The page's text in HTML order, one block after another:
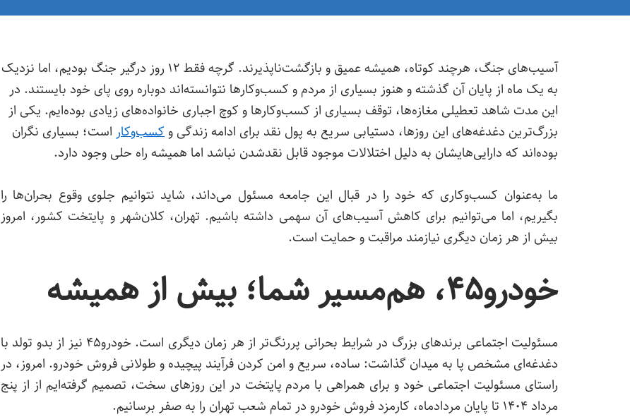
آسیب‌های جنگ، هرچند کوتاه، همیشه عمیق و بازگشت‌ناپذیرند. گرچه فقط ۱۲ روز درگیر جنگ بودیم، اما نزدیک
به یک ماه از پایان آن گذشته و هنوز بسیاری از مردم و کسب‌وکارها نتوانسته‌اند دوباره روی پای خود بایستند. در
این مدت شاهد تعطیلی مغازه‌ها، توقف بسیاری از کسب‌وکارها و کوچ اجباری خانواده‌های زیادی بوده‌ایم. یکی از
بزرگ‌ترین دغدغه‌های این روزها، دستیابی سریع به پول نقد برای ادامه زندگی و کسب‌وکار است؛ بسیاری نگران
بوده‌اند که دارایی‌هایشان به دلیل اختلالات موجود قابل نقدشدن نباشد اما همیشه راه حلی وجود دارد.
ما به‌عنوان کسب‌وکاری که خود را در قبال این جامعه مسئول می‌داند، شاید نتوانیم جلوی وقوع بحران‌ها را
بگیریم، اما می‌توانیم برای کاهش آسیب‌های آن سهمی داشته باشیم. تهران، کلان‌شهر و پایتخت کشور، امروز
بیش از هر زمان دیگری نیازمند مراقبت و حمایت است.
خودرو۴۵، هم‌مسیر شما؛ بیش از همیشه
مسئولیت اجتماعی برندهای بزرگ در شرایط بحرانی پررنگ‌تر از هر زمان دیگری است. خودرو۴۵ نیز از بدو تولد با
دغدغه‌ای مشخص پا به میدان گذاشت: ساده، سریع و امن کردن فرآیند پیچیده و طولانی فروش خودرو. امروز، در
راستای مسئولیت اجتماعی خود و برای همراهی با مردم پایتخت در این روزهای سخت، تصمیم گرفته‌ایم از از پنج
مرداد ۱۴۰۴ تا پایان مردادماه، کارمزد فروش خودرو در تمام شعب تهران را به صفر برسانیم.